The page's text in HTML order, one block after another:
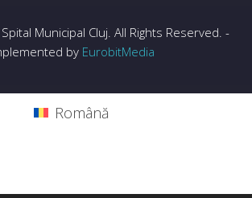
Municipal Cluj. All Rights Reserved. -
by EurobitMedia
Română